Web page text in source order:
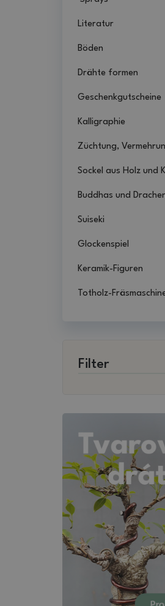
Literatur
Böden
Drähte formen
Geschenkgutscheine
Kalligraphie
Züchtung,
Sockel aus Holz und
Buddhas und
Suiseki
Glockenspiel
Keramik-Figuren
Totholz-
Filter